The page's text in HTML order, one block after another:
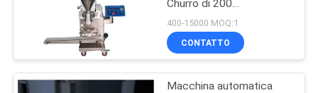
CONTROLLO
DELLA
QUALITÀ
Linea di produzione
del biscotto
Churro di 200
chilogrammi/ora
400-15000 MOQ:1
CONTATTO
Macchina automatica